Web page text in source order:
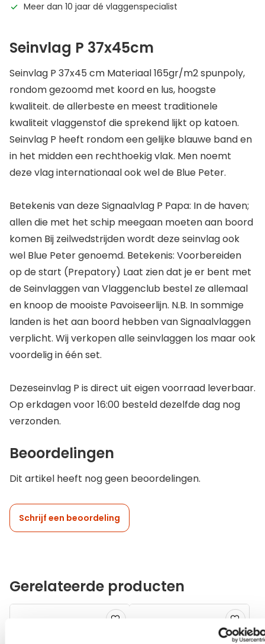
Meer dan 10 jaar dé vlaggenspecialist
Seinvlag P 37x45cm
Seinvlag P 37x45 cm Materiaal 165gr/m2 spunpoly,
rondom gezoomd met koord en lus, hoogste
kwaliteit. de allerbeste en meest traditionele
kwaliteit vlaggenstof die sprekend lijkt op katoen.
Seinvlag P heeft rondom een gelijke blauwe band en
in het midden een rechthoekig vlak. Men noemt
deze vlag internationaal ook wel de Blue Peter.
Betekenis van deze Signaalvlag P Papa: In de haven;
allen die met het schip meegaan moeten aan boord
komen Bij zeilwedstrijden wordt deze seinvlag ook
wel Blue Peter genoemd. Betekenis: Voorbereiden
op de start (Prepatory) Laat zien dat je er bent met
de Seinvlaggen van Vlaggenclub bestel ze allemaal
en knoop de mooiste Pavoiseerlijn. N.B. In sommige
landen is het aan boord hebben van Signaalvlaggen
verplicht. Wij verkopen alle seinvlaggen los maar ook
voordelig in één set.
Dezeseinvlag P is direct uit eigen voorraad leverbaar.
Op erkdagen voor 16:00 besteld dezelfde dag nog
verzonden.
Beoordelingen
Dit artikel heeft nog geen beoordelingen.
Schrijf een beoordeling
Gerelateerde producten
Voeg
Voeg
toe
aan